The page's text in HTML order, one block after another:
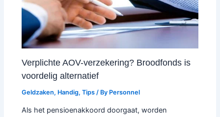
Verplichte AOV-verzekering? Broodfonds is
voordelig alternatief
Geldzaken, Handig,Tips / By Personnel
Als het pensioenakkoord doorgaat, worden